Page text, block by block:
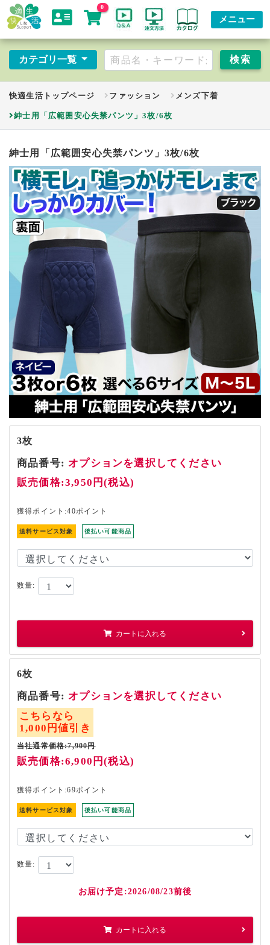
0
メニュー
カテゴリ一覧
快適生活トップページ ファッション メンズ下着
紳士用「広範囲安心失禁パンツ」3枚/6枚
紳士用「広範囲安心失禁パンツ」3枚/6枚
3枚
商品番号: オプションを選択してください
販売価格:3,950円(税込)
獲得ポイント:40ポイント
送料サービス対象 後払い可能商品
数量:
カートに入れる
6枚
商品番号: オプションを選択してください
こちらなら
1,000円値引き
当社通常価格:7,900円
販売価格:6,900円(税込)
獲得ポイント:69ポイント
送料サービス対象 後払い可能商品
数量:
お届け予定:2026/08/23前後
カートに入れる